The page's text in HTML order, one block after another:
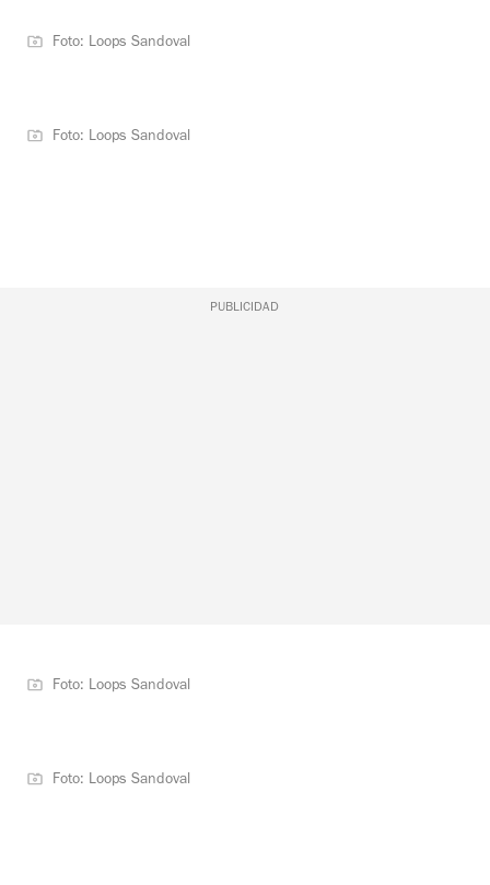
Foto: Loops Sandoval
Foto: Loops Sandoval
PUBLICIDAD
Foto: Loops Sandoval
Foto: Loops Sandoval